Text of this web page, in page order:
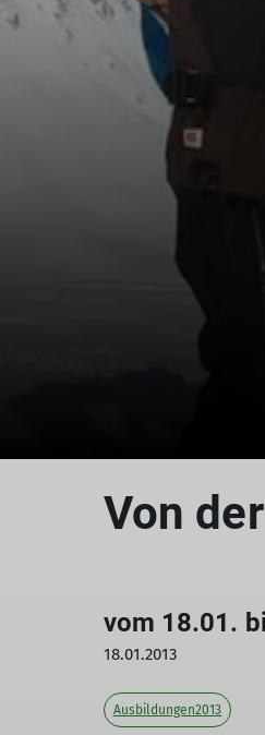
Von
vom 18.01.
18.01.2013
Ausbildungen2013